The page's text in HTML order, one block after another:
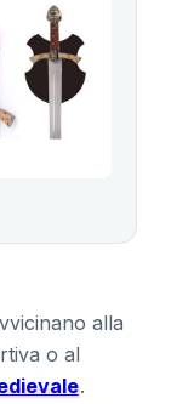
alla
o al
.